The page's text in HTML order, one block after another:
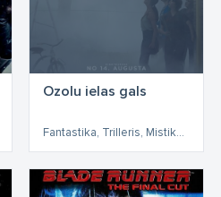
Ozolu ielas gals
Fantastika, Trilleris, Mistika, Piedzīvojumi